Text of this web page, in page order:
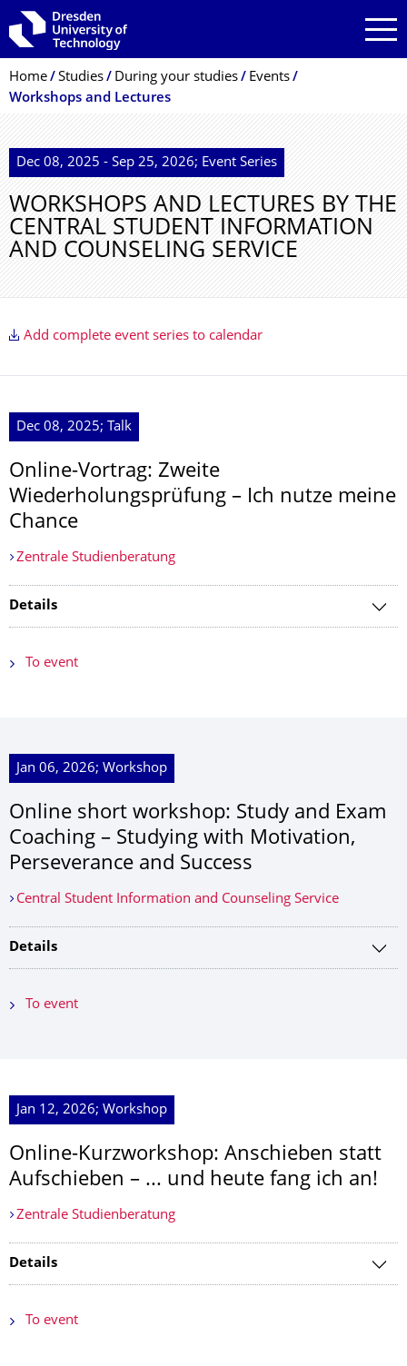
Skip to main navigation
Skip to search
Skip to content
Breadcrumb Menu
Home Studies During your studies
Events
Workshops and Lectures
Dec 08, 2025 - Sep 25, 2026; Event Series
WORKSHOPS AND LECTURES BY THE
CENTRAL STUDENT INFORMATION
AND COUNSELING SERVICE
Add complete event series to calendar
Dec 08, 2025; Talk
Online-Vortrag: Zweite
Wiederholungsprüfung – Ich nutze meine
Chance
Zentrale Studienberatung
Details
To event
Jan 06, 2026; Workshop
Online short workshop: Study and Exam
Coaching – Studying with Motivation,
Perseverance and Success
Central Student Information and Counseling Service
Details
To event
Jan 12, 2026; Workshop
Online-Kurzworkshop: Anschieben statt
Aufschieben – ... und heute fang ich an!
Zentrale Studienberatung
Details
To event